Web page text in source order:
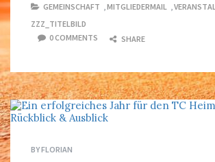
GEMEINSCHAFT ,MITGLIEDERMAIL ,
ZZZ_TITELBILD
0 COMMENTS
SHARE
BYFLORIAN